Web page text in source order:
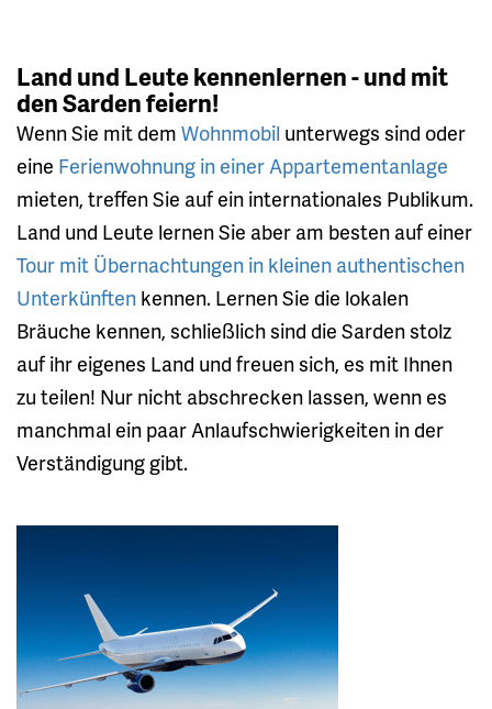
Land und Leute kennenlernen - und mit
den Sarden feiern!
Wenn Sie mit dem Wohnmobil unterwegs sind oder
eine Ferienwohnung in einer Appartementanlage
mieten, treffen Sie auf ein internationales Publikum.
Land und Leute lernen Sie aber am besten auf einer
Tour mit Übernachtungen in kleinen authentischen
Unterkünften kennen. Lernen Sie die lokalen
Bräuche kennen, schließlich sind die Sarden stolz
auf ihr eigenes Land und freuen sich, es mit Ihnen
zu teilen! Nur nicht abschrecken lassen, wenn es
manchmal ein paar Anlaufschwierigkeiten in der
Verständigung gibt.